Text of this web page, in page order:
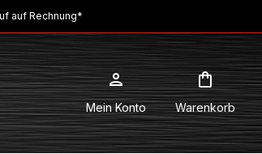
auf Rechnung*
Mein Konto Warenkorb